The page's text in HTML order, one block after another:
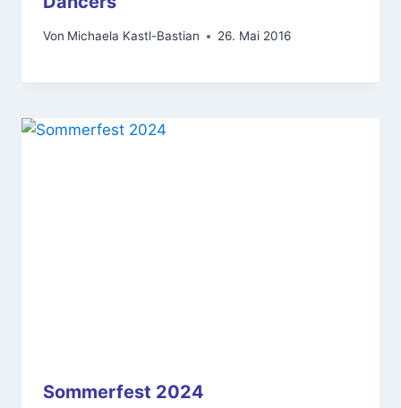
Von Michaela Kastl-Bastian 26. Mai 2016
Sommerfest 2024